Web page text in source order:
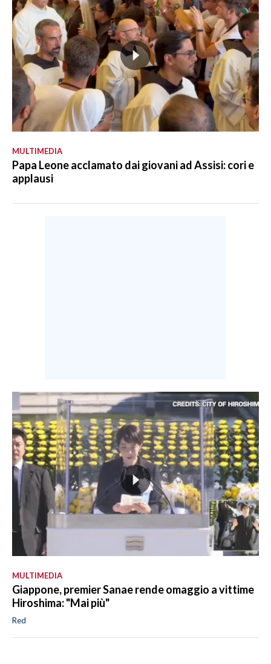
MULTIMEDIA
Papa Leone acclamato dai giovani ad Assisi: cori e
applausi
MULTIMEDIA
Giappone, premier Sanae rende omaggio a vittime
Hiroshima: "Mai più"
Red